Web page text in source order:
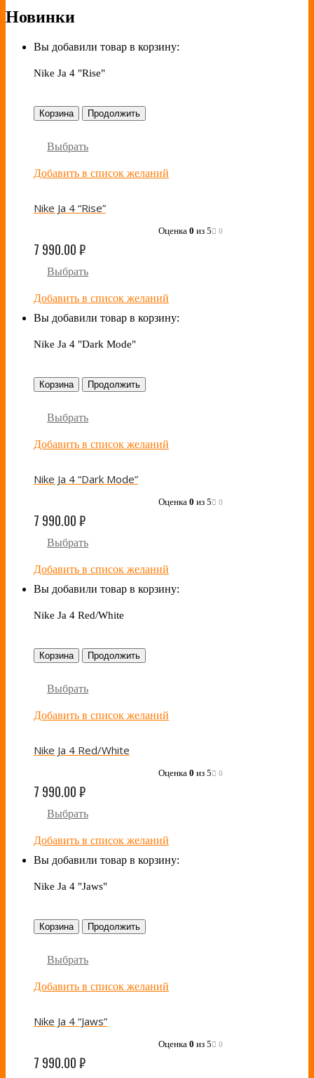
Новинки
Вы добавили товар в корзину:
Nike Ja 4 "Rise"
Корзина Продолжить
Выбрать
Добавить в список желаний
Nike Ja 4 “Rise”
Оценка 0 из 5 0
7 990.00₽
Выбрать
Добавить в список желаний
Вы добавили товар в корзину:
Nike Ja 4 "Dark Mode"
Корзина Продолжить
Выбрать
Добавить в список желаний
Nike Ja 4 “Dark Mode”
Оценка 0 из 5 0
7 990.00₽
Выбрать
Добавить в список желаний
Вы добавили товар в корзину:
Nike Ja 4 Red/White
Корзина Продолжить
Выбрать
Добавить в список желаний
Nike Ja 4 Red/White
Оценка 0 из 5 0
7 990.00₽
Выбрать
Добавить в список желаний
Вы добавили товар в корзину:
Nike Ja 4 "Jaws"
Корзина Продолжить
Выбрать
Добавить в список желаний
Nike Ja 4 “Jaws”
Оценка 0 из 5 0
7 990.00₽